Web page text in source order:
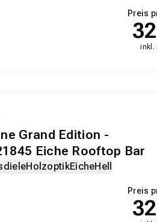
Preis
32
inkl.
Grand Edition -
Eiche Rooftop Bar
HolzoptikEicheHell
Preis
32